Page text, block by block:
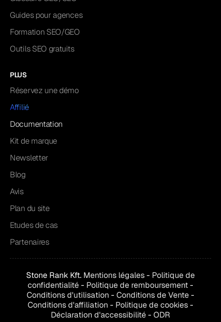
Guides pour agences
Formation SEO/GEO
Outils SEO gratuits
PLUS
Réservez une démo
Affilié
Documentation
Kit de marque
Newsletter
Blog
Avis
Plan du site
Etudes de cas
Partenaires
Stone Rank Kft. Mentions légales- Politique de
confidentialité- Politique de remboursement-
Conditions d'utilisation - Conditions deVente-
Conditions d'affiliation - Politique de cookies-
Déclaration d'accessibilité- ODR